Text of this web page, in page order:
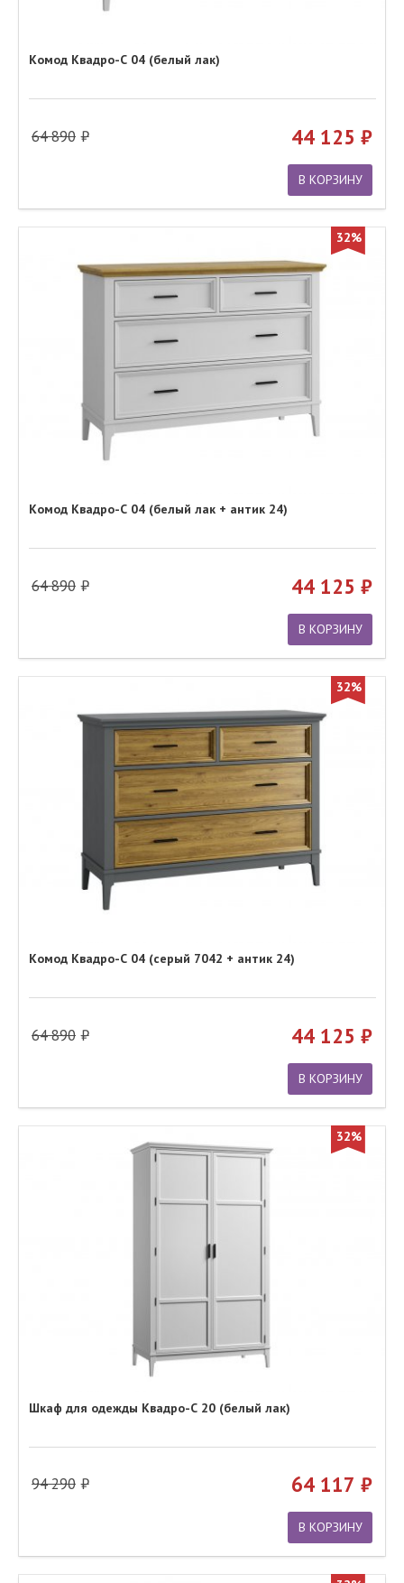
Комод Квадро-С 04 (белый лак)
64 890 44 125
В КОРЗИНУ
32%
Комод Квадро-С 04 (белый лак + антик 24)
64 890 44 125
В КОРЗИНУ
32%
Комод Квадро-С 04 (серый 7042 + антик 24)
64 890 44 125
В КОРЗИНУ
32%
Шкаф для одежды Квадро-С 20 (белый лак)
94 290 64 117
В КОРЗИНУ